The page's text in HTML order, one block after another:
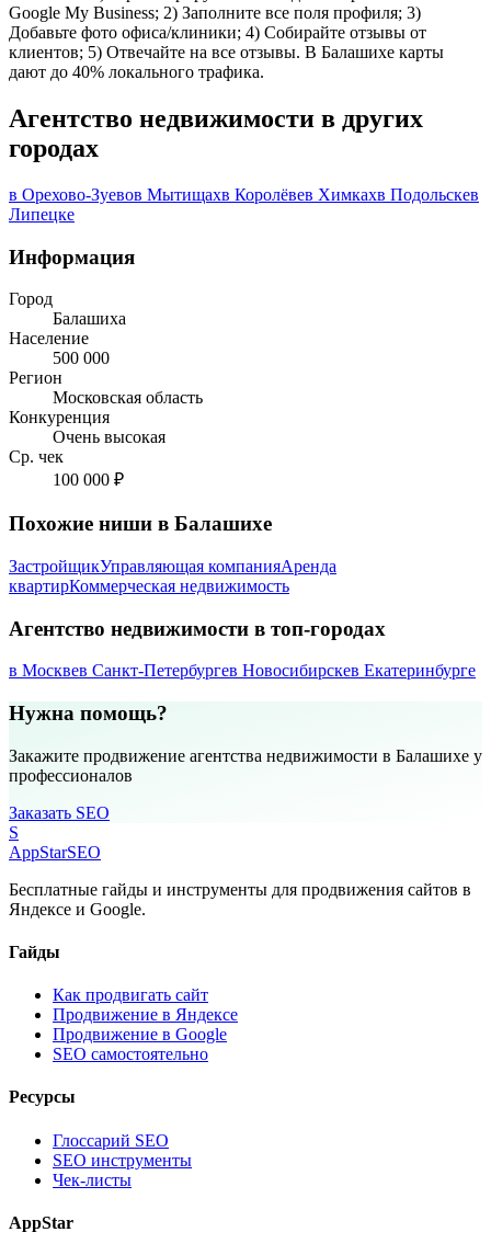
Google My Business; 2) Заполните все поля профиля; 3)
Добавьте фото офиса/клиники; 4) Собирайте отзывы от
клиентов; 5) Отвечайте на все отзывы. В Балашихе карты
дают до 40% локального трафика.
Агентство недвижимости в других
городах
в Орехово-Зуевов Мытищахв Королёвев Химкахв Подольскев
Липецке
Информация
Город
Балашиха
Население
500 000
Регион
Московская область
Конкуренция
Очень высокая
Ср. чек
100 000 ₽
Похожие ниши в Балашихе
ЗастройщикУправляющая компанияАренда
квартирКоммерческая недвижимость
Агентство недвижимости в топ-городах
в Москвев Санкт-Петербургев Новосибирскев Екатеринбурге
Нужна помощь?
Закажите продвижение агентства недвижимости в Балашихе у
профессионалов
Заказать SEO
S
AppStarSEO
Бесплатные гайды и инструменты для продвижения сайтов в
Яндексе и Google.
Гайды
Как продвигать сайт
Продвижение в Яндексе
Продвижение в Google
SEO самостоятельно
Ресурсы
Глоссарий SEO
SEO инструменты
Чек-листы
AppStar